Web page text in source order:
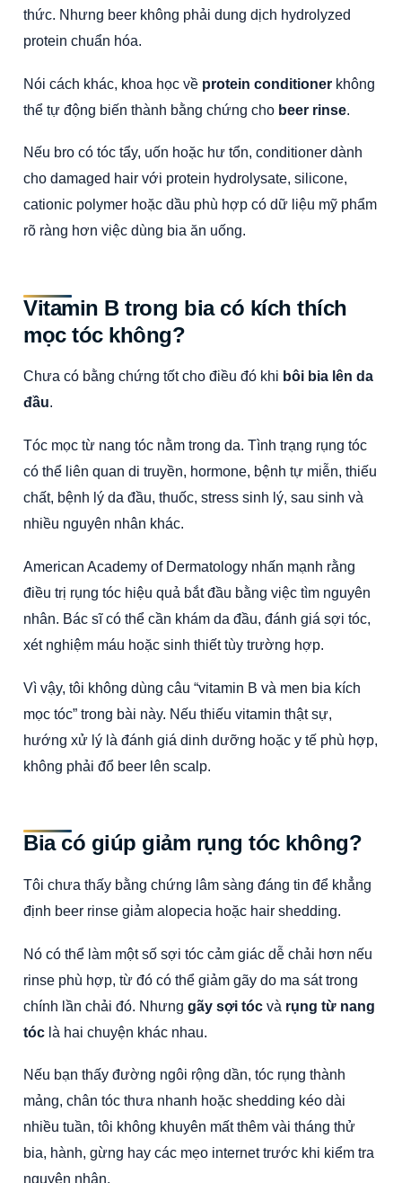
thức. Nhưng beer không phải dung dịch hydrolyzed
protein chuẩn hóa.
Nói cách khác, khoa học về protein conditioner không
thể tự động biến thành bằng chứng cho beer rinse
Nếu bro có tóc tẩy, uốn hoặc hư tổn, conditioner dành
cho damaged hair với protein hydrolysate, silicone,
cationic polymer hoặc dầu phù hợp có dữ liệu mỹ phẩm
rõ ràng hơn việc dùng bia ăn uống.
Vitamin B trong bia có kích thích
mọc tóc không?
Chưa có bằng chứng tốt cho điều đó khi bôi bia lên da
đầu.
Tóc mọc từ nang tóc nằm trong da. Tình trạng rụng tóc
có thể liên quan di truyền, hormone, bệnh tự miễn, thiếu
chất, bệnh lý da đầu, thuốc, stress sinh lý, sau sinh và
nhiều nguyên nhân khác.
American Academy of Dermatology nhấn mạnh rằng
điều trị rụng tóc hiệu quả bắt đầu bằng việc tìm nguyên
nhân. Bác sĩ có thể cần khám da đầu, đánh giá sợi tóc,
xét nghiệm máu hoặc sinh thiết tùy trường hợp.
Vì vậy, tôi không dùng câu “vitamin B và men bia kích
mọc tóc” trong bài này. Nếu thiếu vitamin thật sự,
hướng xử lý là đánh giá dinh dưỡng hoặc y tế phù hợp,
không phải đổ beer lên scalp.
Bia có giúp giảm rụng tóc không?
Tôi chưa thấy bằng chứng lâm sàng đáng tin để khẳng
định beer rinse giảm alopecia hoặc hair shedding.
Nó có thể làm một số sợi tóc cảm giác dễ chải hơn nếu
rinse phù hợp, từ đó có thể giảm gãy do ma sát trong
chính lần chải đó. Nhưng gãy sợi tóc và rụng từ nang
tóc là hai chuyện khác nhau.
Nếu bạn thấy đường ngôi rộng dần, tóc rụng thành
mảng, chân tóc thưa nhanh hoặc shedding kéo dài
nhiều tuần, tôi không khuyên mất thêm vài tháng thử
bia, hành, gừng hay các mẹo internet trước khi kiểm tra
nguyên nhân.